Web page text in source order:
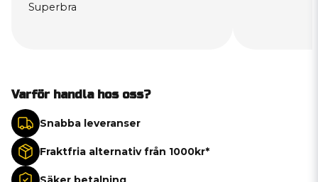
Superbra
Varför handla hos oss?
Snabba leveranser
Fraktfria alternativ från 1000kr*